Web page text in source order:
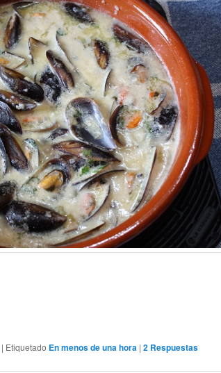
| Etiquetado En menos de una hora | 2 Respuestas